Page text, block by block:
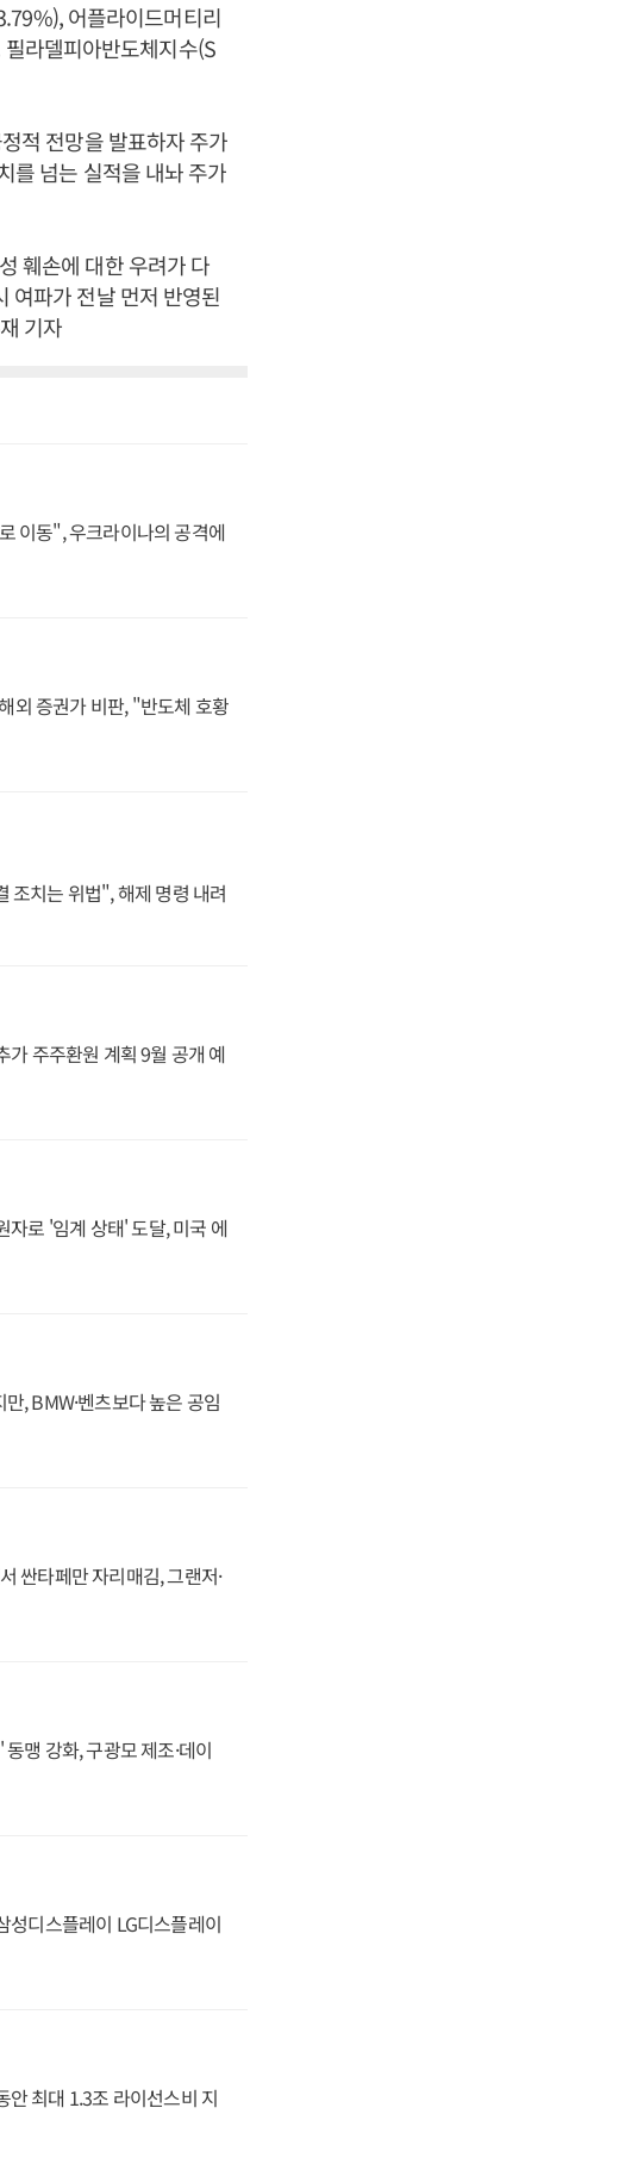
어플라이드머티리
라델피아반도체지수(S
적 전망을 발표하자 주가
를 넘는 실적을 내놔 주가
훼손에 대한 우려가 다
여파가 전날 먼저 반영된
기자
이동", 우크라이나의 공격에
외 증권가 비판, "반도체 호황
조치는 위법", 해제 명령 내려
주주환원 계획 9월 공개 예
자로 '임계 상태' 도달, 미국 에
, BMW·벤츠보다 높은 공임
싼타페만 자리매김, 그랜저·
맹 강화, 구광모 제조·데이
성디스플레이 LG디스플레이
안 최대 1.3조 라이선스비 지